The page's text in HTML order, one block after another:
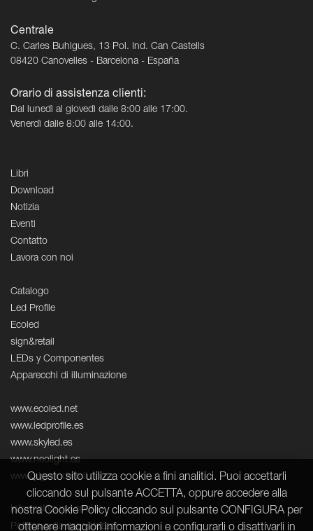
Centrale
C. Carles Buhigues, 13 Pol. Ind. Can Castells
08420 Canovelles - Barcelona - España
Orario di assistenza clienti:
Dal lunedì al giovedì dalle 8:00 alle 17:00.
Venerdì dalle 8:00 alle 14:00.
Libri
Download
Notizia
Eventi
Contatto
Lavora con noi
Catalogo
Led Profile
Ecoled
sign&retail
LEDs y Componentes
Apparecchi di illuminazione
www.ecoled.net
www.ledprofile.es
www.skyled.es
www.neolight.es
www.signandretail.com
Informativa sui cookie
Politica sulla riservatezza
Questo sito utilizza cookie a fini analitici. Puoi accettarli
cliccando sul pulsante ACCETTA, oppure accedere alla
nostra Cookie Policy cliccando sul pulsante CONFIGURA per
ottenere maggiori informazioni e configurarli o disattivarli in